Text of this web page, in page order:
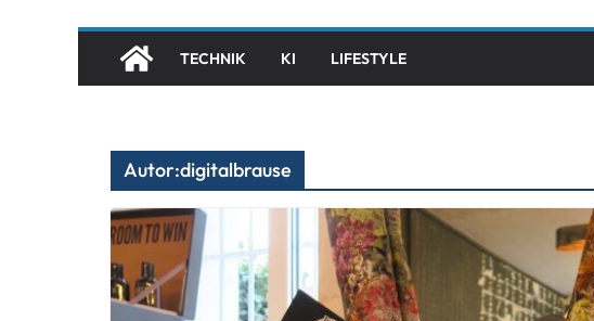
TECHNIK KI LIFESTYLE
Autor:digitalbrause